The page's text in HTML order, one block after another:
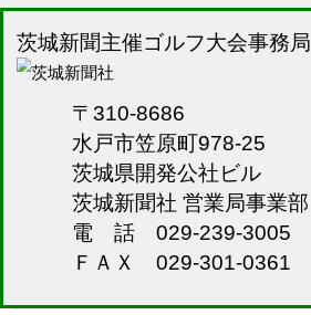
茨城新聞主催ゴルフ大会事務局
〒310-8686
水戸市笠原町978-25
茨城県開発公社ビル
茨城新聞社 営業局事業部
電 話 029-239-3005
ＦＡＸ 029-301-0361